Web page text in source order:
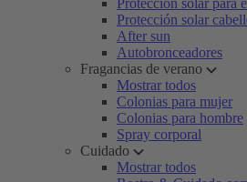
Protección solar para
Protección solar
After sun
Autobronceadores
Fragancias de verano
Mostrar todos
Colonias para mujer
Colonias para hombre
Spray corporal
Cuidado
Mostrar todos